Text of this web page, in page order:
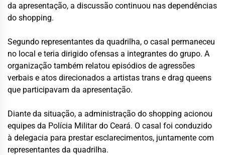
da apresentação, a discussão continuou nas dependências
do shopping.
Segundo representantes da quadrilha, o casal permaneceu
no local e teria dirigido ofensas a integrantes do grupo. A
organização também relatou episódios de agressões
verbais e atos direcionados a artistas trans e drag queens
que participavam da apresentação.
Diante da situação, a administração do shopping acionou
equipes da Polícia Militar do Ceará. O casal foi conduzido
à delegacia para prestar esclarecimentos, juntamente com
representantes da quadrilha.